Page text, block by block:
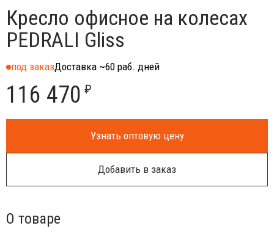
Кресло офисное на колесах
PEDRALI Gliss
под заказДоставка ~60 раб. дней
116 470 ₽
Узнать оптовую цену
Добавить в заказ
О товаре